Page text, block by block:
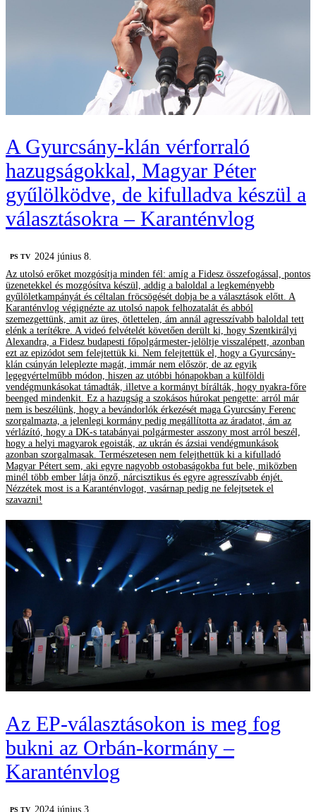
A Gyurcsány-klán vérforraló
hazugságokkal, Magyar Péter
gyűlölködve, de kifulladva készül a
választásokra – Karanténvlog
PS TV 2024 június 8.
Az utolsó erőket mozgósítja minden fél: amíg a Fidesz összefogással, pontos
üzenetekkel és mozgósítva készül, addig a baloldal a legkeményebb
gyűlöletkampányát és céltalan fröcsögését dobja be a választások előtt. A
Karanténvlog végignézte az utolsó napok felhozatalát és abból
szemezgettünk, amit az üres, ötlettelen, ám annál agresszívabb baloldal tett
elénk a terítékre. A videó felvételét követően derült ki, hogy Szentkirályi
Alexandra, a Fidesz budapesti főpolgármester-jelöltje visszalépett, azonban
ezt az epizódot sem felejtettük ki. Nem felejtettük el, hogy a Gyurcsány-
klán csúnyán leleplezte magát, immár nem először, de az egyik
legegyértelműbb módon, hiszen az utóbbi hónapokban a külföldi
vendégmunkásokat támadták, illetve a kormányt bírálták, hogy nyakra-főre
beenged mindenkit. Ez a hazugság a szokásos húrokat pengette: arról már
nem is beszélünk, hogy a bevándorlók érkezését maga Gyurcsány Ferenc
szorgalmazta, a jelenlegi kormány pedig megállította az áradatot, ám az
vérlázító, hogy a DK-s tatabányai polgármester asszony most arról beszél,
hogy a helyi magyarok egoisták, az ukrán és ázsiai vendégmunkások
azonban szorgalmasak. Természetesen nem felejthettük ki a kifulladó
Magyar Pétert sem, aki egyre nagyobb ostobaságokba fut bele, miközben
minél több ember látja önző, nárcisztikus és egyre agresszívabb énjét.
Nézzétek most is a Karanténvlogot, vasárnap pedig ne felejtsetek el
szavazni!
Az EP-választásokon is meg fog
bukni az Orbán-kormány –
Karanténvlog
PS TV 2024 június 3.